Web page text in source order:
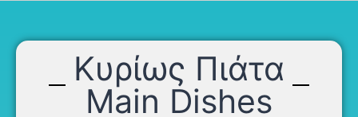
Κυρίως Πιάτα
Main Dishes